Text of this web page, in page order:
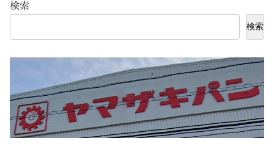
検索
検索